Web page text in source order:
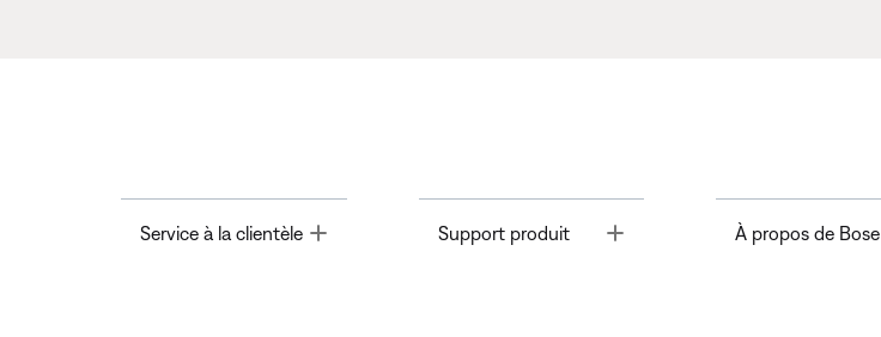
Service à la clientèle Toggle Support produit À propos de Bose